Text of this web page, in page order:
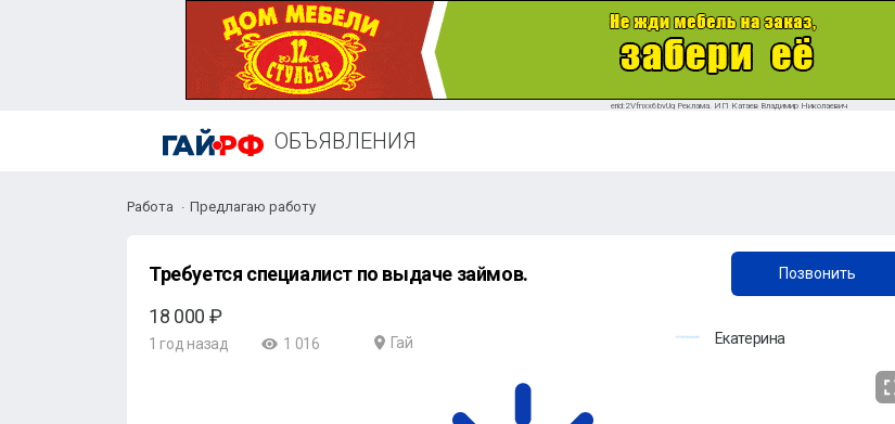
erid:2Vfnxx6bvUq Реклама. ИП Катаев Владимир Николаевич
ОБЪЯВЛЕНИЯ
Работа Предлагаю работу
Требуется специалист по выдаче займов. Позвонить
18 000 ₽
1 год назад 1 016 Гай Екатерина